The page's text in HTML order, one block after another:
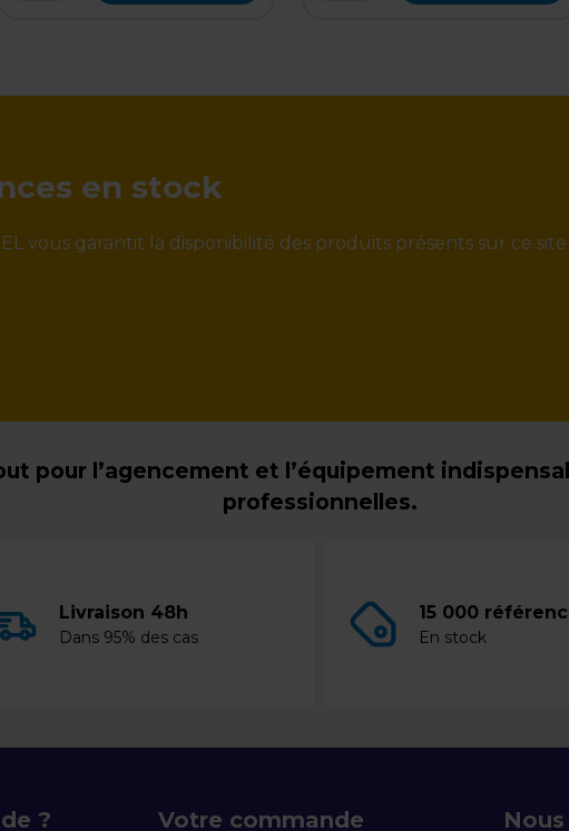
en stock
vous garantit la disponibilité des produits présents sur ce
pour l’agencement et l’équipement
professionnelles.
Livraison 48h
Dans 95% des cas
15 000
En stock
? Votre commande